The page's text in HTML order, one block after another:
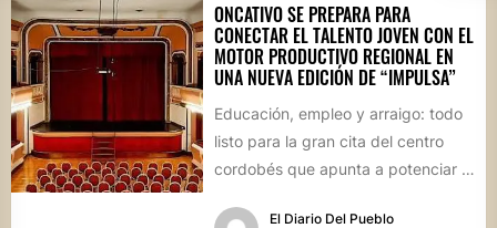
ONCATIVO SE PREPARA PARA
CONECTAR EL TALENTO JOVEN CON EL
MOTOR PRODUCTIVO REGIONAL EN
UNA NUEVA EDICIÓN DE “IMPULSA”
Educación, empleo y arraigo: todo
listo para la gran cita del centro
cordobés que apunta a potenciar el
El Diario Del Pueblo